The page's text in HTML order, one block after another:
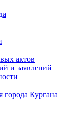
актов
и заявлений
города Кургана